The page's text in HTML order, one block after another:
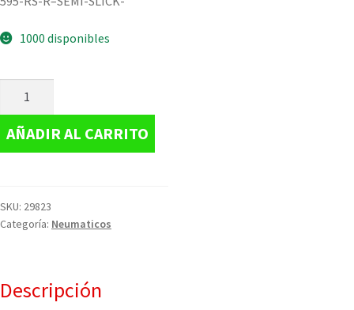
1000 disponibles
AÑADIR AL CARRITO
SKU: 29823
Categoría: Neumaticos
Descripción